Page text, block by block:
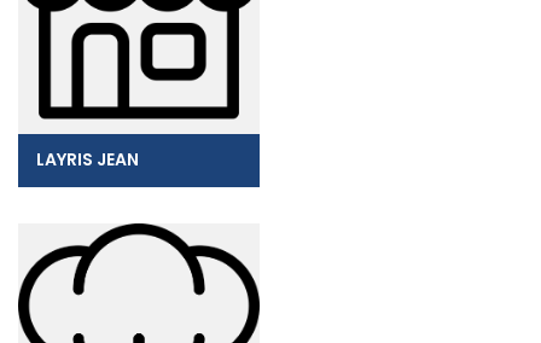
LAYRIS JEAN